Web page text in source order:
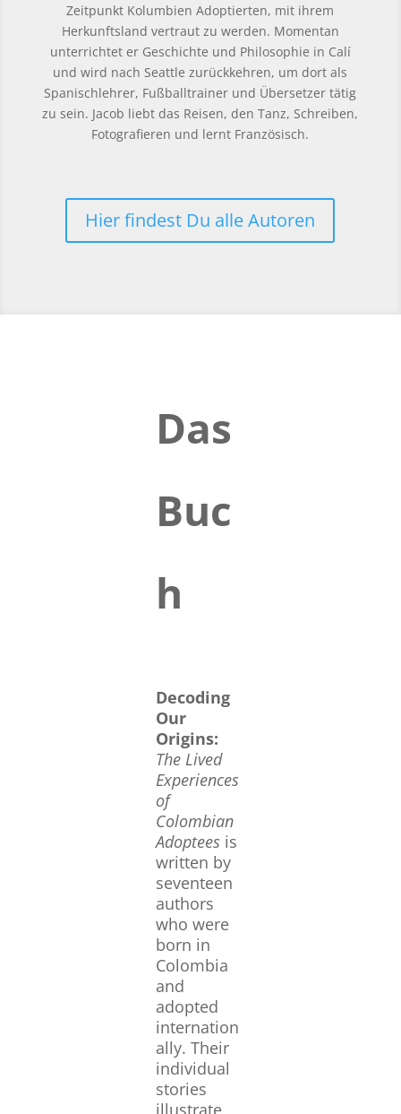
Zeitpunkt Kolumbien Adoptierten, mit ihrem
Herkunftsland vertraut zu werden. Momentan
unterrichtet er Geschichte und Philosophie in Calí
und wird nach Seattle zurückkehren, um dort als
Spanischlehrer, Fußballtrainer und Übersetzer tätig
zu sein. Jacob liebt das Reisen, den Tanz, Schreiben,
Fotografieren und lernt Französisch.
Hier findest Du alle Autoren
Das
Buc
h
Decoding
Our
Origins:
The Lived
Experiences
of
Colombian
Adoptees is
written by
seventeen
authors
who were
born in
Colombia
and
adopted
internation
ally. Their
individual
stories
illustrate